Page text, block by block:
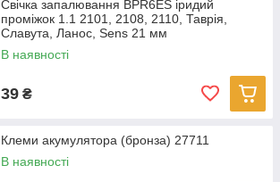
Свічка запалювання BPR6ES іридий
проміжок 1.1 2101, 2108, 2110, Таврія,
Славута, Ланос, Sens 21 мм
В наявності
39 ₴
Клеми акумулятора (бронза) 27711
В наявності